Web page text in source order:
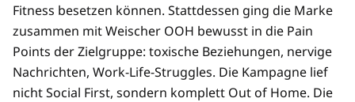
Fitness besetzen können. Stattdessen ging die Marke
zusammen mit Weischer OOH bewusst in die Pain
Points der Zielgruppe: toxische Beziehungen, nervige
Nachrichten, Work-Life-Struggles. Die Kampagne lief
nicht Social First, sondern komplett Out of Home. Die